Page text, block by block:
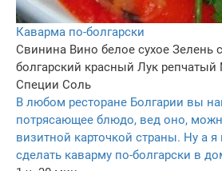
Каварма по-болгарски
Свинина Вино белое сухое Зелень
болгарский красный Лук репчатый
Специи Соль
В любом ресторане Болгарии вы
потрясающее блюдо, вед оно,
визитной карточкой страны. Ну а
сделать каварму по-болгарски в